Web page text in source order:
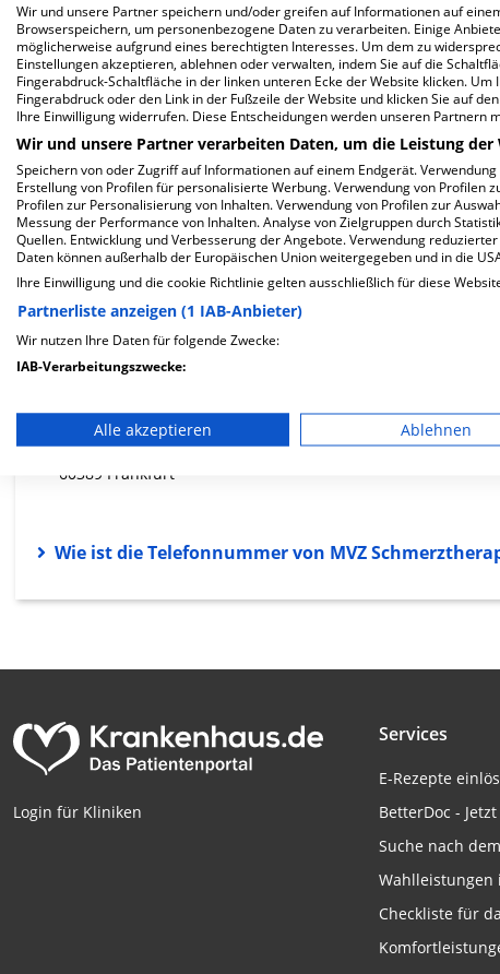
Herzlich Willkommen
MVZ Schmerztherapie-Centrum am Bethanien in der Im
Frankfurt.
Mehr Informationen
FAQ
Hier ﬁnden Sie häuﬁg gestellte Fragen zu dieser Klinik.
60389 Frankfurt
Wie ist die Telefonnummer von MVZ
Login für Kliniken
Services
E-Rezepte
BetterDoc -
Suche nach
Wahlleistungen
Checkliste für
Wir und unsere Partner speichern und/oder greifen auf Informationen auf
Browserspeichern, um personenbezogene Daten zu verarbeiten. Einige
möglicherweise aufgrund eines berechtigten Interesses. Um dem zu
Einstellungen akzeptieren, ablehnen oder verwalten, indem Sie auf die
Fingerabdruck-Schaltfläche in der linken unteren Ecke der Website klicken.
Fingerabdruck oder den Link in der Fußzeile der Website und klicken Sie auf
Ihre Einwilligung widerrufen. Diese Entscheidungen werden unseren Partnern
Wir und unsere Partner verarbeiten Daten, um die Leistung
Speichern von oder Zugriff auf Informationen auf einem Endgerät.
Erstellung von Profilen für personalisierte Werbung. Verwendung von Profilen
Profilen zur Personalisierung von Inhalten. Verwendung von Profilen zur
Messung der Performance von Inhalten. Analyse von Zielgruppen durch
Quellen. Entwicklung und Verbesserung der Angebote. Verwendung
Daten können außerhalb der Europäischen Union weitergegeben und in die
Ihre Einwilligung und die cookie Richtlinie gelten ausschließlich für diese
Partnerliste anzeigen (1 IAB-Anbieter)
Wir nutzen Ihre Daten für folgende Zwecke:
IAB-Verarbeitungszwecke:
Verwendung reduzierter Daten zur Auswahl von
Messung der Werbeleistung
Analyse von Zielgruppen durch Statistiken oder
verschiedenen Quellen
Entwicklung und Verbesserung der Angebote
Alle akzeptieren Ablehnen